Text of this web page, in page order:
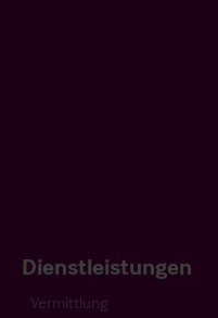
Dienstleistungen
Vermittlung